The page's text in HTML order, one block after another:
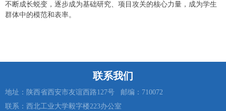
不断成长蜕变，逐步成为基础研究、项目攻关的核心力量，成为学生
群体中的模范和表率。
联系我们
地址：陕西省西安市友谊西路127号 邮编：710072
联系：西北工业大学毅字楼223办公室